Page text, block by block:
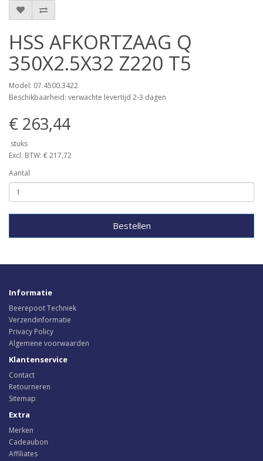
HSS AFKORTZAAG Q
350X2.5X32 Z220 T5
Model: 07.4500.3422
Beschikbaarheid: verwachte levertijd 2-3 dagen
€ 263,44
stuks
Excl. BTW: € 217,72
Aantal
Bestellen
Informatie
Beerepoot Techniek
Verzendinformatie
Privacy Policy
Algemene voorwaarden
Klantenservice
Contact
Retourneren
Sitemap
Extra
Merken
Cadeaubon
Affiliates